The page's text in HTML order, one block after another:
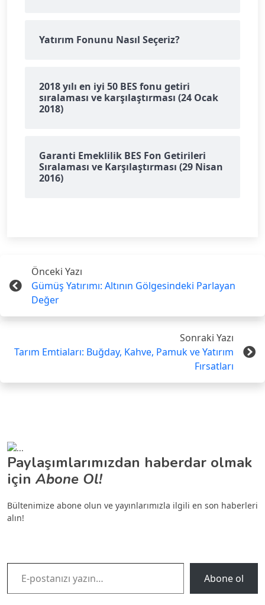
Yatırım Fonunu Nasıl Seçeriz?
2018 yılı en iyi 50 BES fonu getiri
sıralaması ve karşılaştırması (24 Ocak
2018)
Garanti Emeklilik BES Fon Getirileri
Sıralaması ve Karşılaştırması (29 Nisan
2016)
Önceki Yazı
Gümüş Yatırımı: Altının Gölgesindeki Parlayan
Değer
Sonraki Yazı
Tarım Emtiaları: Buğday, Kahve, Pamuk ve Yatırım
Fırsatları
Paylaşımlarımızdan haberdar olmak
için Abone Ol!
Bültenimize abone olun ve yayınlarımızla ilgili en son haberleri
alın!
E-postanızı yazın…
Abone ol